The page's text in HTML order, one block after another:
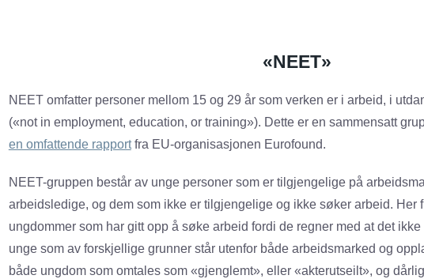
«NEET»
NEET omfatter personer mellom 15 og 29 år som verken er i arbeid, i
(«not in employment, education, or training»). Dette er en sammensatt
en omfattende rapportfra EU-organisasjonen Eurofound.
NEET-gruppen består av unge personer som er tilgjengelige på
arbeidsledige, og dem som ikke er tilgjengelige og ikke søker arbeid. Her
ungdommer som har gitt opp å søke arbeid fordi de regner med at det
unge som av forskjellige grunner står utenfor både arbeidsmarked og
både ungdom som omtales som «gjenglemt», eller «akterutseilt», og